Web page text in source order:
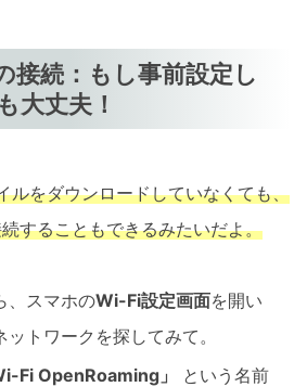
接続：もし事前設定し
大丈夫！
ルをダウンロードしていなくても、
することもできるみたいだよ。
、スマホのWi-Fi設定画面を開い
トワークを探してみて。
Fi OpenRoaming」
という名前